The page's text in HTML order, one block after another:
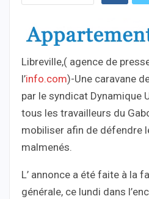
Libreville,( agence de
l’info.com)-Une caravane
par le syndicat Dynamique
tous les travailleurs du
mobiliser afin de défendre
malmenés.
L’ annonce a été faite à la
générale, ce lundi dans